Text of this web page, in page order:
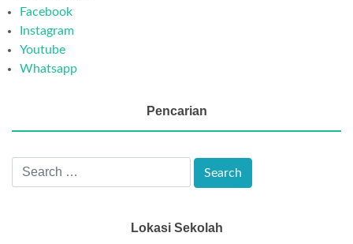
Facebook
Instagram
Youtube
Whatsapp
Pencarian
Lokasi Sekolah